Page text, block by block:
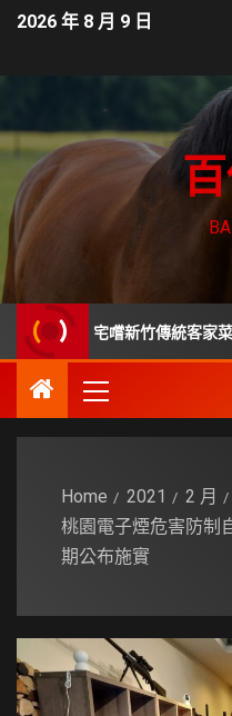
2026 年 8 月 9 日
宅嚐新竹傳統客家菜 順遊果
Home 2021 2 月
桃園電子煙危害防
期公布施實